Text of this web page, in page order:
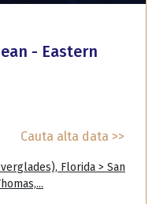
- Eastern
Cauta alta data >>
Florida > San